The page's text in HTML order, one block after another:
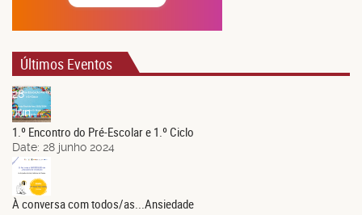
Últimos Eventos
28
Jun.
1.º Encontro do Pré-Escolar e 1.º Ciclo
Date: 28 junho 2024
21
Jun.
À conversa com todos/as...Ansiedade